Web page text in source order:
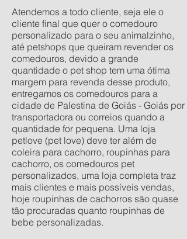
Atendemos a todo cliente, seja ele o
cliente final que quer o comedouro
personalizado para o seu animalzinho,
até petshops que queiram revender os
comedouros, devido a grande
quantidade o pet shop tem uma ótima
margem para revenda desse produto,
entregamos os comedouros para a
cidade de Palestina de Goiás - Goiás por
transportadora ou correios quando a
quantidade for pequena. Uma loja
petlove (pet love) deve ter além de
coleira para cachorro, roupinhas para
cachorro, os comedouros pet
personalizados, uma loja completa traz
mais clientes e mais possíveis vendas,
hoje roupinhas de cachorros são quase
tão procuradas quanto roupinhas de
bebe personalizadas.